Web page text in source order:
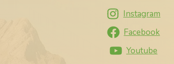
Instagram
Facebook
Youtube